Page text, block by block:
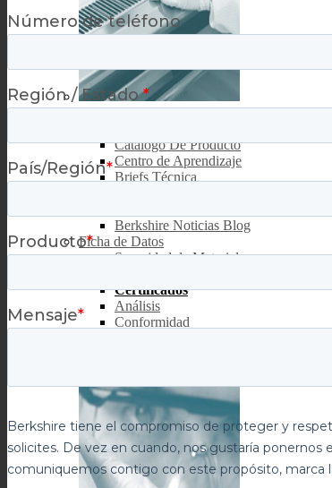
Recursos
Catalogo De Producto
Centro de Aprendizaje
Briefs Técnica
Berkshire Noticias Blog
Ficha de Datos
Seguridad de Materiales
Certificados
Análisis
Conformidad